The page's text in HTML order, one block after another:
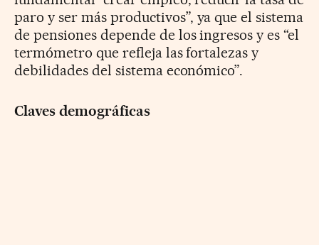
paro y ser más productivos”, ya que el sistema
de pensiones depende de los ingresos y es “el
termómetro que refleja las fortalezas y
debilidades del sistema económico”.
Claves demográficas